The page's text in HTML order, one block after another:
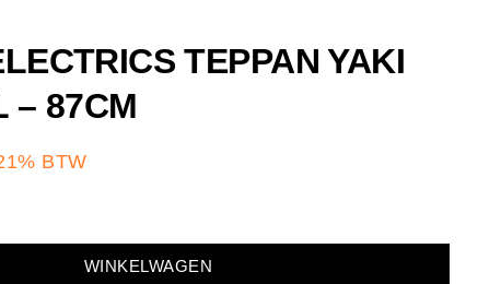
TEPPAN YAKI
– 87CM
BTW
WINKELWAGEN